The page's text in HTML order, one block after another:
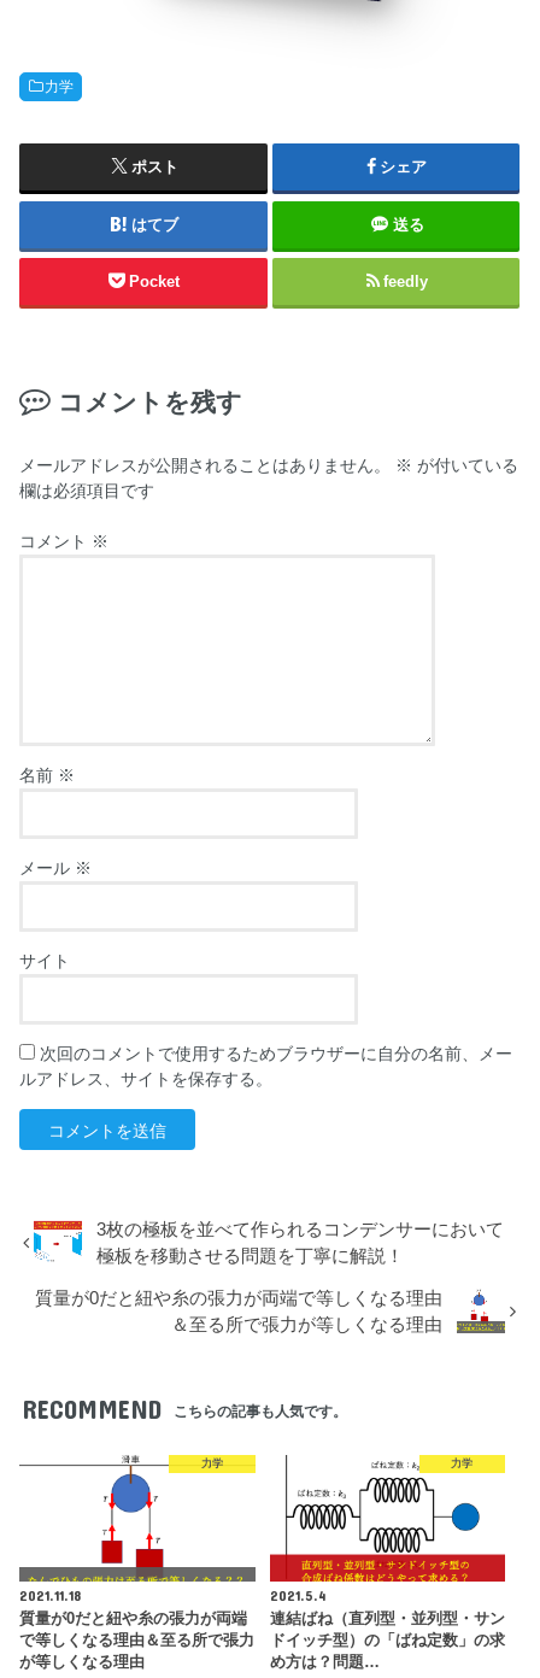
力学
ポスト シェア
はてブ 送る
Pocket feedly
コメントを残す
メールアドレスが公開されることはありません。 ※ が付いている
欄は必須項目です
コメント ※
名前 ※
メール ※
サイト
次回のコメントで使用するためブラウザーに自分の名前、メー
ルアドレス、サイトを保存する。
3枚の極板を並べて作られるコンデンサーにおいて
極板を移動させる問題を丁寧に解説！
質量が0だと紐や糸の張力が両端で等しくなる理由
＆至る所で張力が等しくなる理由
RECOMMEND こちらの記事も人気です。
力学
2021.11.18
質量が0だと紐や糸の張力が両端
で等しくなる理由＆至る所で張力
が等しくなる理由
力学
2021.5.4
連結ばね（直列型・並列型・サン
ドイッチ型）の「ばね定数」の求
め方は？問題…